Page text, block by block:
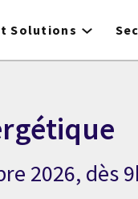
Solutions
2026, dès